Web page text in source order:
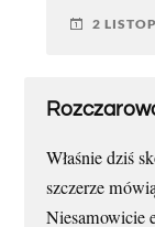
2
Właśnie dziś
szczerze
Niesamowicie